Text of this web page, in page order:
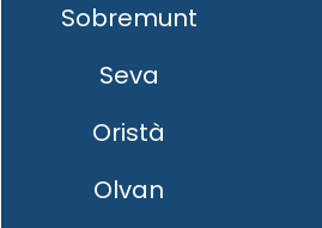
Sobremunt
Seva
Oristà
Olvan